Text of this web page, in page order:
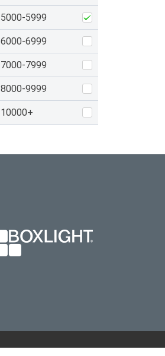
5000-5999
6000-6999
7000-7999
8000-9999
10000+